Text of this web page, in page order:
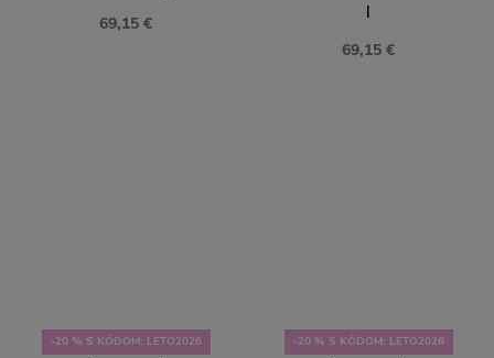
69,15 €
l
69,15 €
-20 % S KÓDOM: LETO2026
-20 % S KÓDOM: LETO2026